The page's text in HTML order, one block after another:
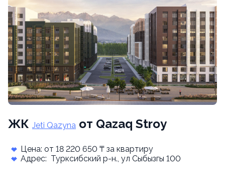
ЖК Jeti Qazyna от Qazaq Stroy
Цена: от 18 220 650 ₸ за квартиру
Адрес: Турксибский р-н., ул Сыбызгы 100